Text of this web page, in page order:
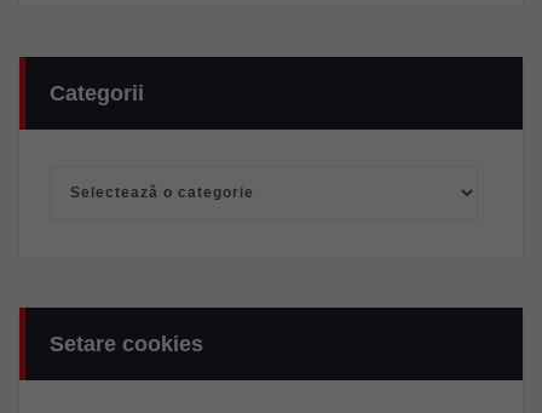
Categorii
Setare cookies